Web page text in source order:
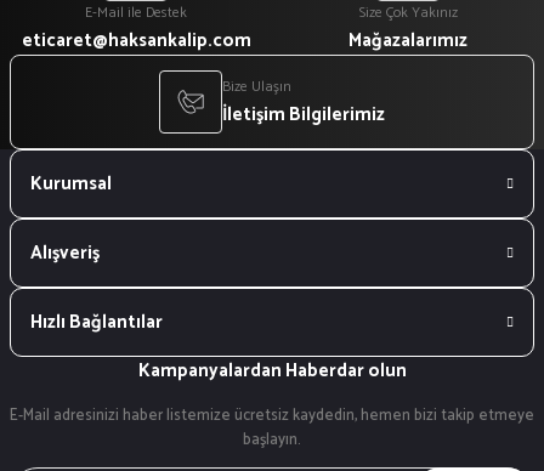
E-Mail ile Destek
eticaret@haksankalip.com
Size Çok Yakınız
Mağazalarımız
Bize Ulaşın
İletişim Bilgilerimiz
Kurumsal
Alışveriş
Hızlı Bağlantılar
Kampanyalardan Haberdar olun
E-Mail adresinizi haber listemize ücretsiz kaydedin, hemen bizi takip etmeye
başlayın.